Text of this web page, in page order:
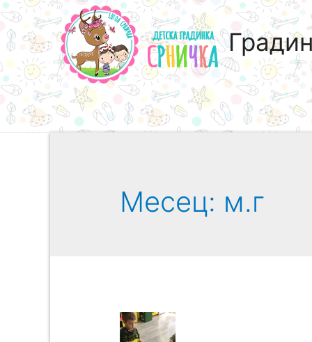
Месец: м.г